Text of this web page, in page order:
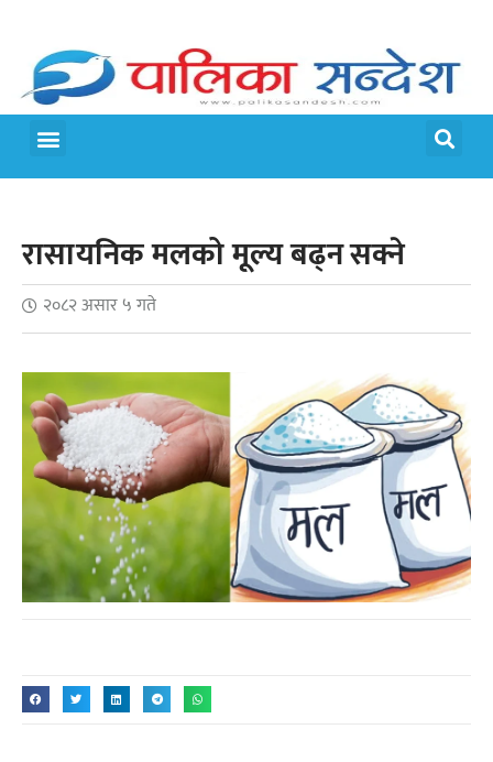
रासायनिक मलको मूल्य बढ्न सक्ने
२०८२ असार ५ गते